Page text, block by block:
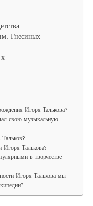
Гнесиных
х
Игоря Талькова?
свою музыкальную
Игоря Талькова?
в творчестве
Игоря Талькова мы